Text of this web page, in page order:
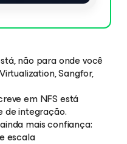
não para onde você
Sangfor,
em NFS está
de integração.
mais confiança:
escala